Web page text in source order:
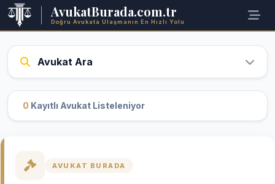
AvukatBurada.com.tr
Doğru Avukata Ulaşmanın En Hızlı Yolu
Avukat Ara
0 Kayıtlı Avukat Listeleniyor
AVUKAT BURADA